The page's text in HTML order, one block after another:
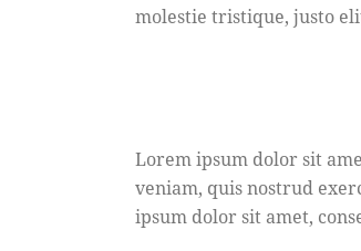
molestie tristique, justo
Lorem ipsum dolor sit
veniam, quis nostrud
ipsum dolor sit amet,